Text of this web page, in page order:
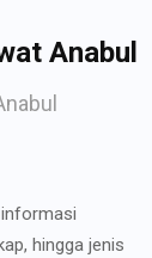
Anabul
hingga jenis